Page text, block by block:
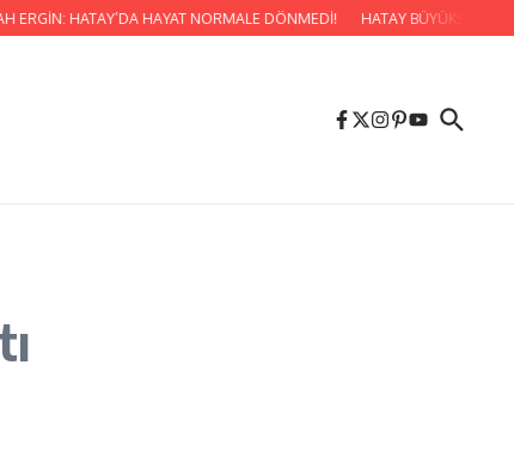
ERGİN: HATAY’DA HAYAT NORMALE DÖNMEDİ! HATAY BÜYÜKŞEHİR